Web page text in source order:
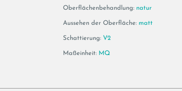
Oberflächenbehandlung: natur
Aussehen der Oberfläche: matt
Schattierung: V2
Maßeinheit: MQ